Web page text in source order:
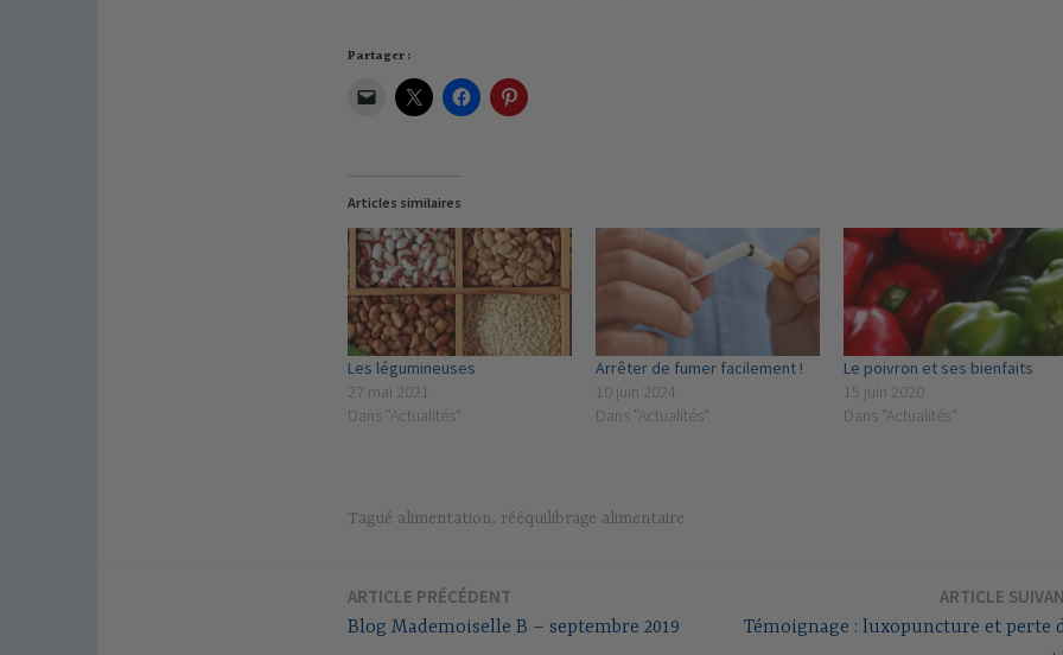
Partager :
Articles similaires
Les légumineuses
27 mai 2021
Dans "Actualités"
Arrêter de fumer facilement !
10 juin 2024
Dans "Actualités"
Le poivron et ses bienfaits
15 juin 2020
Dans "Actualités"
Tagué alimentation, rééquilibrage alimentaire
ARTICLE PRÉCÉDENT
Blog Mademoiselle B – septembre 2019
ARTICLE
Témoignage : luxopuncture et perte